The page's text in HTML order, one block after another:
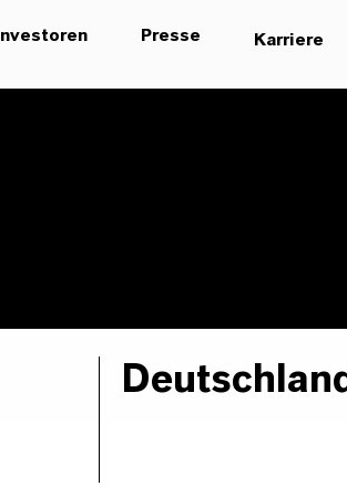
Investoren Presse Karriere
Deutschland